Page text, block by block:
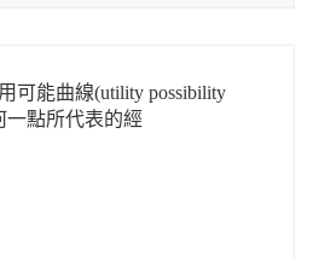
可能曲線(utility possibility
一點所代表的經